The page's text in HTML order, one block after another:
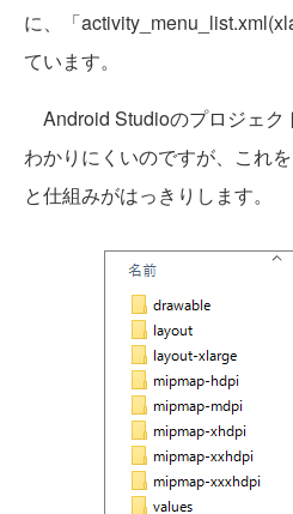
に、「
ています。
Android Studioのプロジェク
わかりにくいのですが、これ
と仕組みがはっきりします。